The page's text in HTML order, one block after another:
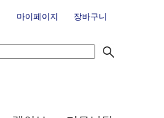
마이페이지 장바구니